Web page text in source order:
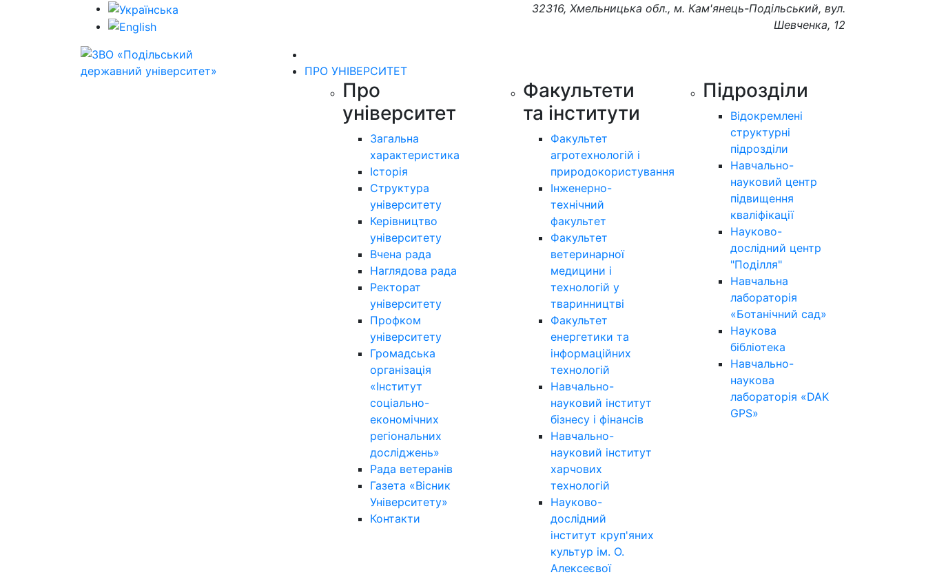
32316, Хмельницька обл., м. Кам'янець-Подільський, вул.
Шевченка, 12
ПРО УНІВЕРСИТЕТ
Про
університет
Загальна
характеристика
Історія
Структура
університету
Керівництво
університету
Вчена рада
Наглядова рада
Ректорат
університету
Профком
університету
Громадська
організація
«Інститут
соціально-
економічних
регіональних
досліджень»
Рада ветеранів
Газета «Вісник
Університету»
Контакти
Факультети
та інститути
Факультет
агротехнологій і
природокористування
Інженерно-
технічний
факультет
Факультет
ветеринарної
медицини і
технологій у
тваринництві
Факультет
енергетики та
інформаційних
технологій
Навчально-
науковий інститут
бізнесу і фінансів
Навчально-
науковий інститут
харчових
технологій
Науково-
дослідний
інститут круп'яних
культур ім. О.
Алексеєвої
Підрозділи
Відокремлені
структурні
підрозділи
Навчально-
науковий центр
підвищення
кваліфікації
Науково-
дослідний центр
"Поділля"
Навчальна
лабораторія
«Ботанічний сад»
Наукова
бібліотека
Навчально-
наукова
лабораторія «DAK
GPS»